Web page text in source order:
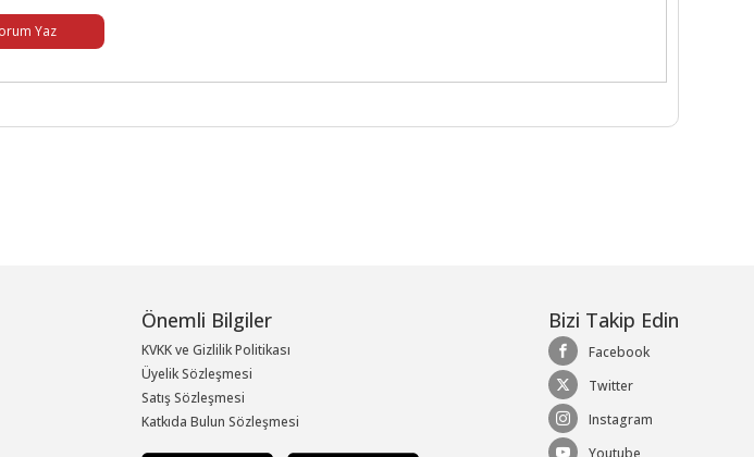
Yaz
Önemli Bilgiler
KVKK ve Gizlilik Politikası
Üyelik Sözleşmesi
Satış Sözleşmesi
Katkıda Bulun Sözleşmesi
Bizi Takip Edin
Facebook
Twitter
Instagram